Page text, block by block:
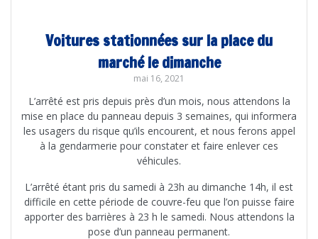
Voitures stationnées sur la place du
marché le dimanche
mai 16, 2021
L’arrêté est pris depuis près d’un mois, nous attendons la
mise en place du panneau depuis 3 semaines, qui informera
les usagers du risque qu’ils encourent, et nous ferons appel
à la gendarmerie pour constater et faire enlever ces
véhicules.
L’arrêté étant pris du samedi à 23h au dimanche 14h, il est
difficile en cette période de couvre-feu que l’on puisse faire
apporter des barrières à 23 h le samedi. Nous attendons la
pose d’un panneau permanent.